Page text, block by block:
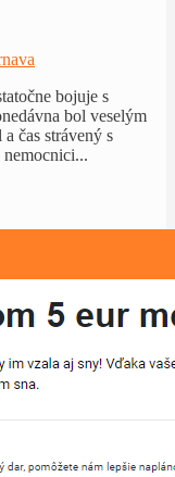
bojuje s
bol veselým
čas strávený s
100